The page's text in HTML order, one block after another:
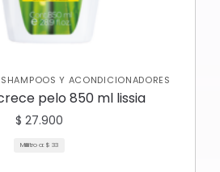
SHAMPOOS Y ACONDICIONADORES
pelo 850 ml lissia
$ 27.900
Mililitro a: $ 33